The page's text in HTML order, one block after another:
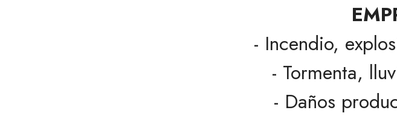
- Incendio,
- Tormenta,
- Daños